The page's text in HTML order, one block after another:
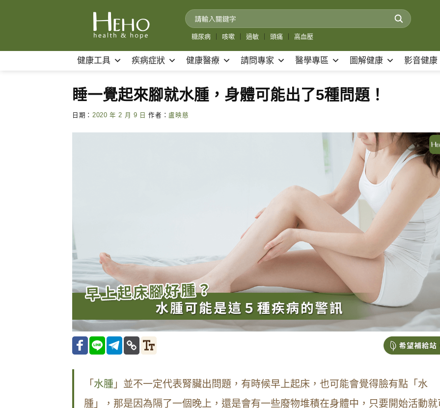
糖尿病 咳嗽 過敏 頭痛 高血壓
健康工具 疾病症狀 健康醫療 請問專家 醫學專區 圖解健康 影音健康
睡一覺起來腳就水腫，身體可能出了5種問題！
日期： 2020 年 2 月 9 日 作者： 盧映慈
「 水腫 」並不一定代表腎臟出問題，有時候早上起床，也可能會覺得臉有點「水
腫」，那是因為隔了一個晚上，還是會有一些廢物堆積在身體中，只要開始活動就